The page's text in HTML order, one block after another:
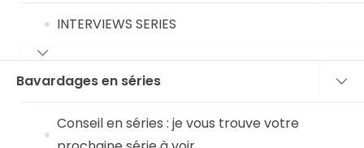
INTERVIEWS SERIES
Bavardages en séries
Conseil en séries : je vous trouve votre